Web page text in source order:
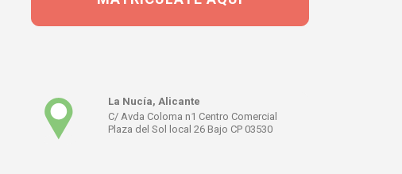
La Nucía, Alicante
C/ Avda Coloma n1 Centro Comercial
Plaza del Sol local 26 Bajo CP 03530